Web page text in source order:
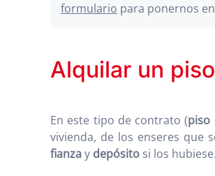
formulario para ponernos
Alquilar un
En este tipo de contrato (piso
vivienda, de los enseres que
fianzay depósito si los hubiese.